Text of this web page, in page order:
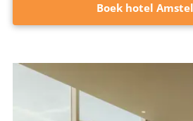
Boek hotel